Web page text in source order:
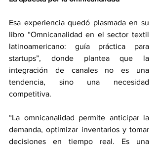
Esa experiencia quedó plasmada en su
libro “Omnicanalidad en el sector textil
latinoamericano: guía práctica para
startups”, donde plantea que la
integración de canales no es una
tendencia, sino una necesidad
competitiva.
“La omnicanalidad permite anticipar la
demanda, optimizar inventarios y tomar
decisiones en tiempo real. Es una